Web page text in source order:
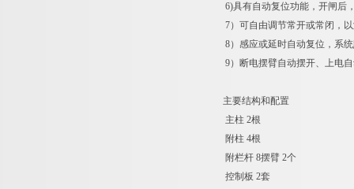
6)具有自动复位功能，开闸后
7）可自由调节常开或常闭，
8）感应或延时自动复位，系
9）断电摆臂自动摆开、上电
主要结构和配置
主柱 2根
附柱 4根
附栏杆 8摆臂 2个
控制板 2套